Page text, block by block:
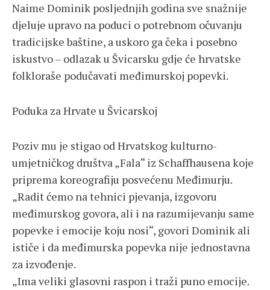
Naime Dominik posljednjih godina sve snažnije
djeluje upravo na poduci o potrebnom očuvanju
tradicijske baštine, a uskoro ga čeka i posebno
iskustvo – odlazak u Švicarsku gdje će hrvatske
folkloraše podučavati međimurskoj popevki.
Poduka za Hrvate u Švicarskoj
Poziv mu je stigao od Hrvatskog kulturno-
umjetničkog društva „Fala“ iz Schaffhausena koje
priprema koreografiju posvećenu Međimurju.
„Radit ćemo na tehnici pjevanja, izgovoru
međimurskog govora, ali i na razumijevanju same
popevke i emocije koju nosi“, govori Dominik ali
ističe i da međimurska popevka nije jednostavna
za izvođenje.
„Ima veliki glasovni raspon i traži puno emocije.